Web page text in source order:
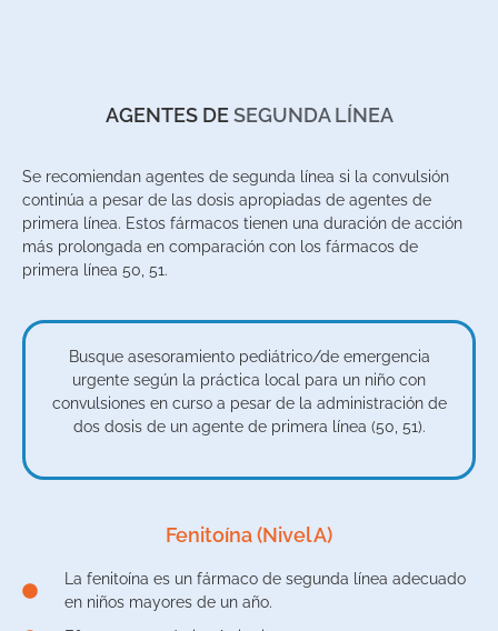
AGENTES DE SEGUNDA LÍNEA
Se recomiendan agentes de segunda línea si la convulsión
continúa a pesar de las dosis apropiadas de agentes de
primera línea. Estos fármacos tienen una duración de acción
más prolongada en comparación con los fármacos de
primera línea 50, 51.
Busque asesoramiento pediátrico/de emergencia
urgente según la práctica local para un niño con
convulsiones en curso a pesar de la administración de
dos dosis de un agente de primera línea (50, 51).
Fenitoína (Nivel A)
La fenitoína es un fármaco de segunda línea adecuado
en niños mayores de un año.